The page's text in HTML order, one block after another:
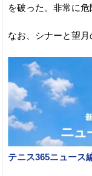
を破った。非常に
なお、シナーと望月
テニス365ニュース